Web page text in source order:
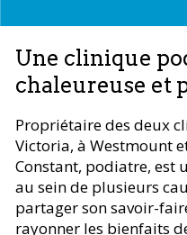
Une clinique
chaleureuse et
Propriétaire des deux
Victoria, à Westmount
Constant, podiatre, est
au sein de plusieurs
partager son savoir-
rayonner les bienfaits